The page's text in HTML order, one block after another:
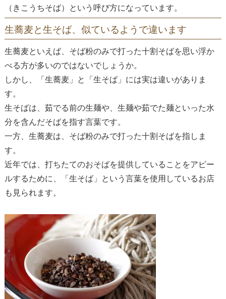
（きこうちそば）という呼び方になっています。
生蕎麦と生そば、似ているようで違います
生蕎麦といえば、そば粉のみで打った十割そばを思い浮か
べる方が多いのではないでしょうか。
しかし、「生蕎麦」と「生そば」には実は違いがありま
す。
生そばは、茹でる前の生麺や、生麺や茹でた麺といった水
分を含んだそばを指す言葉です。
一方、生蕎麦は、そば粉のみで打った十割そばを指しま
す。
近年では、打ちたてのおそばを提供していることをアピー
ルするために、「生そば」という言葉を使用しているお店
も見られます。